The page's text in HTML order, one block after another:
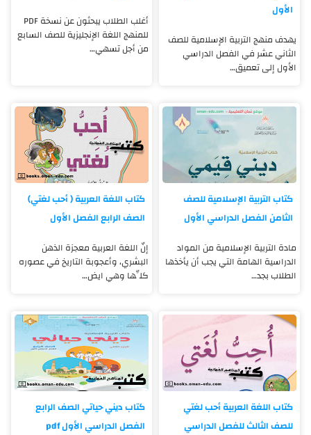
الأول
يهدف منهج التربية الإسلامية للصف
الثاني عشر في الفصل الدراسي
الأول إلى تعميق…
أغلب الطلاب يبحثون عن نسخة PDF
للمنهج اللغة الإنجليزية للصف السابع
من أجل تسهي…
كتاب التربية الإسلامية للصف
الثامن الفصل الدراسي الأول
مادة التربية الإسلامية من المواد
الدراسية الهامة التي يجب أن يأخذها
الطلاب بجد…
كتاب اللغة العربية ( أحب لغتي)
الصف الرابع الفصل الأول
إنّ اللغة العربية معجزة الذهن
البشري، وأعجوبة التاريخ في عصوره
كلِّها وهي ايض…
كتاب اللغة العربية أحب لغتي
للصف الثالث للفصل الدراسي
كتاب ديني حياتي الصف الرابع
الفصل الدراسي الأول pdf